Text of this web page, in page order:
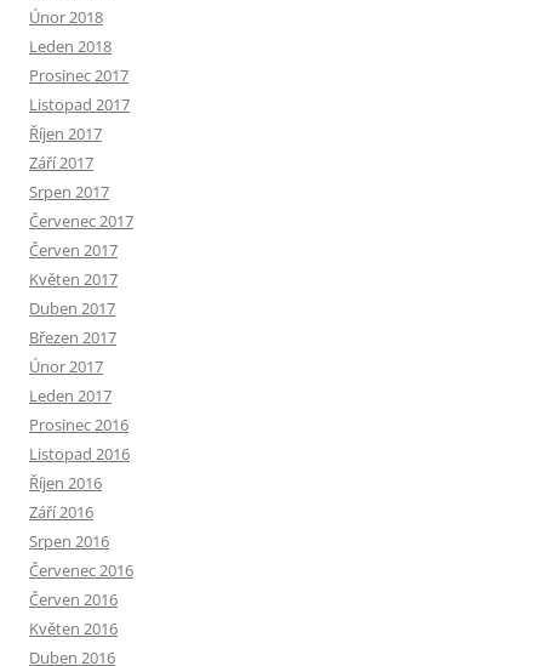
Únor 2018
Leden 2018
Prosinec 2017
Listopad 2017
Říjen 2017
Září 2017
Srpen 2017
Červenec 2017
Červen 2017
Květen 2017
Duben 2017
Březen 2017
Únor 2017
Leden 2017
Prosinec 2016
Listopad 2016
Říjen 2016
Září 2016
Srpen 2016
Červenec 2016
Červen 2016
Květen 2016
Duben 2016